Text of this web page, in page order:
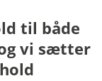
til både
vi sætter